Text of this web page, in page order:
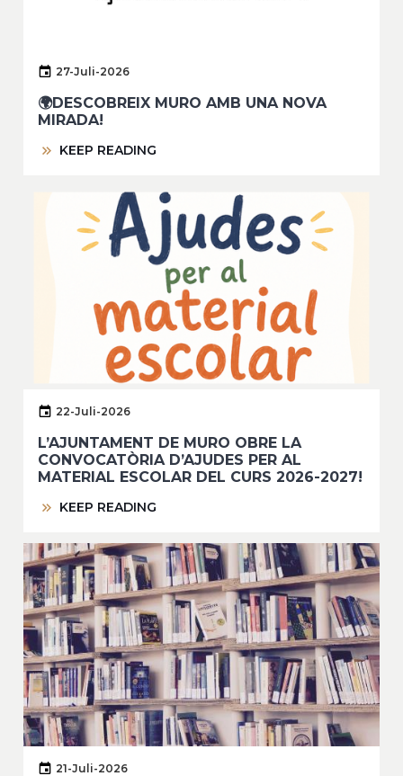
27-Juli-2026
🌍DESCOBREIX MURO AMB UNA NOVA
MIRADA!
KEEP READING
22-Juli-2026
L’AJUNTAMENT DE MURO OBRE LA
CONVOCATÒRIA D’AJUDES PER AL
MATERIAL ESCOLAR DEL CURS 2026-2027!
KEEP READING
21-Juli-2026